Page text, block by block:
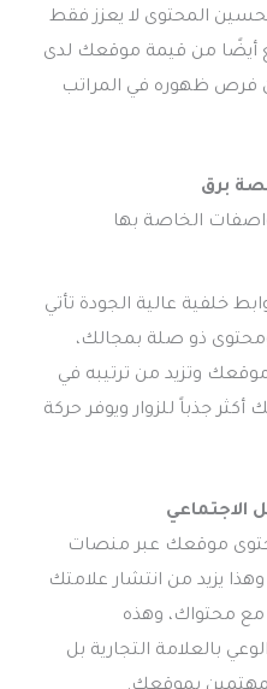
المحتوى لا يعزز فقط
أيضًا من قيمة موقعك لدى
فرص ظهوره في المراتب
خلفية عالية الجودة تأتي
ذو صلة بمجالك،
وتزيد من ترتيبه في
جذباً للزوار ويوفر حركة
الاجتماعي
موقعك عبر منصات
يزيد من انتشار علامتك
مع محتواك، وهذه
بالعلامة التجارية بل